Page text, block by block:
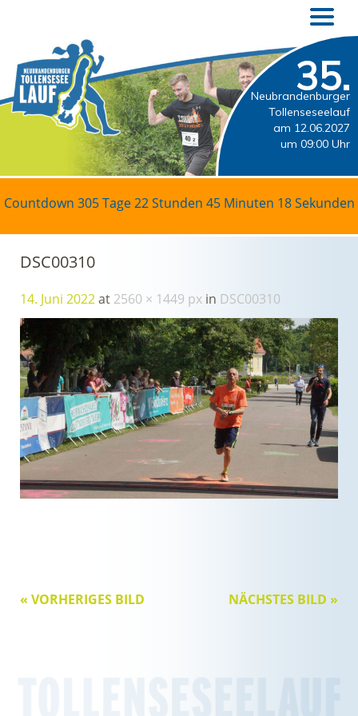
35.
Neubrandenburger
Tollenseseelauf
am 12.06.2027
um 09:00 Uhr
Countdown 305 Tage 22 Stunden 45 Minuten 17 Sekunden
DSC00310
14. Juni 2022at 2560 × 1449 px in DSC00310
« VORHERIGES BILD NÄCHSTES BILD »